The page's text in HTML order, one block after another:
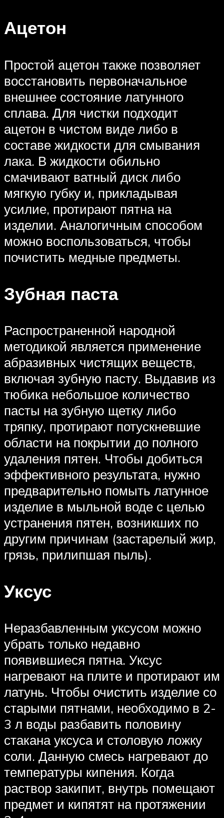
Ацетон
Простой ацетон также позволяет
восстановить первоначальное
внешнее состояние латунного
сплава. Для чистки подходит
ацетон в чистом виде либо в
составе жидкости для смывания
лака. В жидкости обильно
смачивают ватный диск либо
мягкую губку и, прикладывая
усилие, протирают пятна на
изделии. Аналогичным способом
можно воспользоваться, чтобы
почистить медные предметы.
Зубная паста
Распространенной народной
методикой является применение
абразивных чистящих веществ,
включая зубную пасту. Выдавив из
тюбика небольшое количество
пасты на зубную щетку либо
тряпку, протирают потускневшие
области на покрытии до полного
удаления пятен. Чтобы добиться
эффективного результата, нужно
предварительно помыть латунное
изделие в мыльной воде с целью
устранения пятен, возникших по
другим причинам (застарелый жир,
грязь, прилипшая пыль).
Уксус
Неразбавленным уксусом можно
убрать только недавно
появившиеся пятна. Уксус
нагревают на плите и протирают им
латунь. Чтобы очистить изделие со
старыми пятнами, необходимо в 2-
3 л воды разбавить половину
стакана уксуса и столовую ложку
соли. Данную смесь нагревают до
температуры кипения. Когда
раствор закипит, внутрь помещают
предмет и кипятят на протяжении